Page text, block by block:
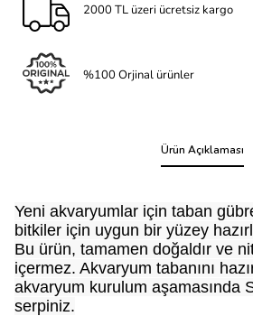
2000 TL üzeri ücretsiz kargo
%100 Orjinal ürünler
Ürün Açıklaması
Yeni akvaryumlar için taban
bitkiler için uygun bir yüzey
Bu ürün, tamamen doğaldır ve
içermez. Akvaryum tabanını
akvaryum kurulum aşamasında
serpiniz.